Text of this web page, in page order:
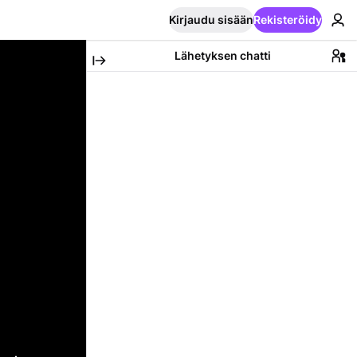
Kirjaudu sisäänRekisteröidy
Lähetyksen chatti